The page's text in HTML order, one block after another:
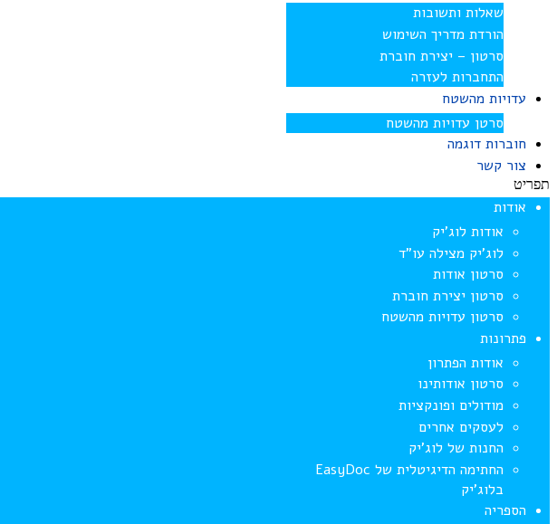
שאלות ותשובות
הורדת מדריך השימוש
סרטון – יצירת חוברת
התחברות לעזרה
עדויות מהשטח
סרטן עדויות מהשטח
חוברות דוגמה
צור קשר
תפריט
אודות
אודות לוג’יק
לוג’יק מצילה עו”ד
סרטון אודות
סרטון יצירת חוברת
סרטון עדויות מהשטח
פתרונות
אודות הפתרון
סרטון אודותינו
מודולים ופונקציות
לעסקים אחרים
החנות של לוג’יק
החתימה הדיגיטלית של EasyDoc
בלוג’יק
הספריה